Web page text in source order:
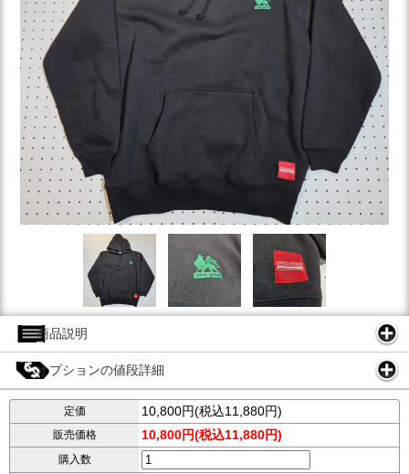
商品説明
オプションの値段詳細
定価 10,800円(税込11,880円)
販売価格 10,800円(税込11,880円)
購入数